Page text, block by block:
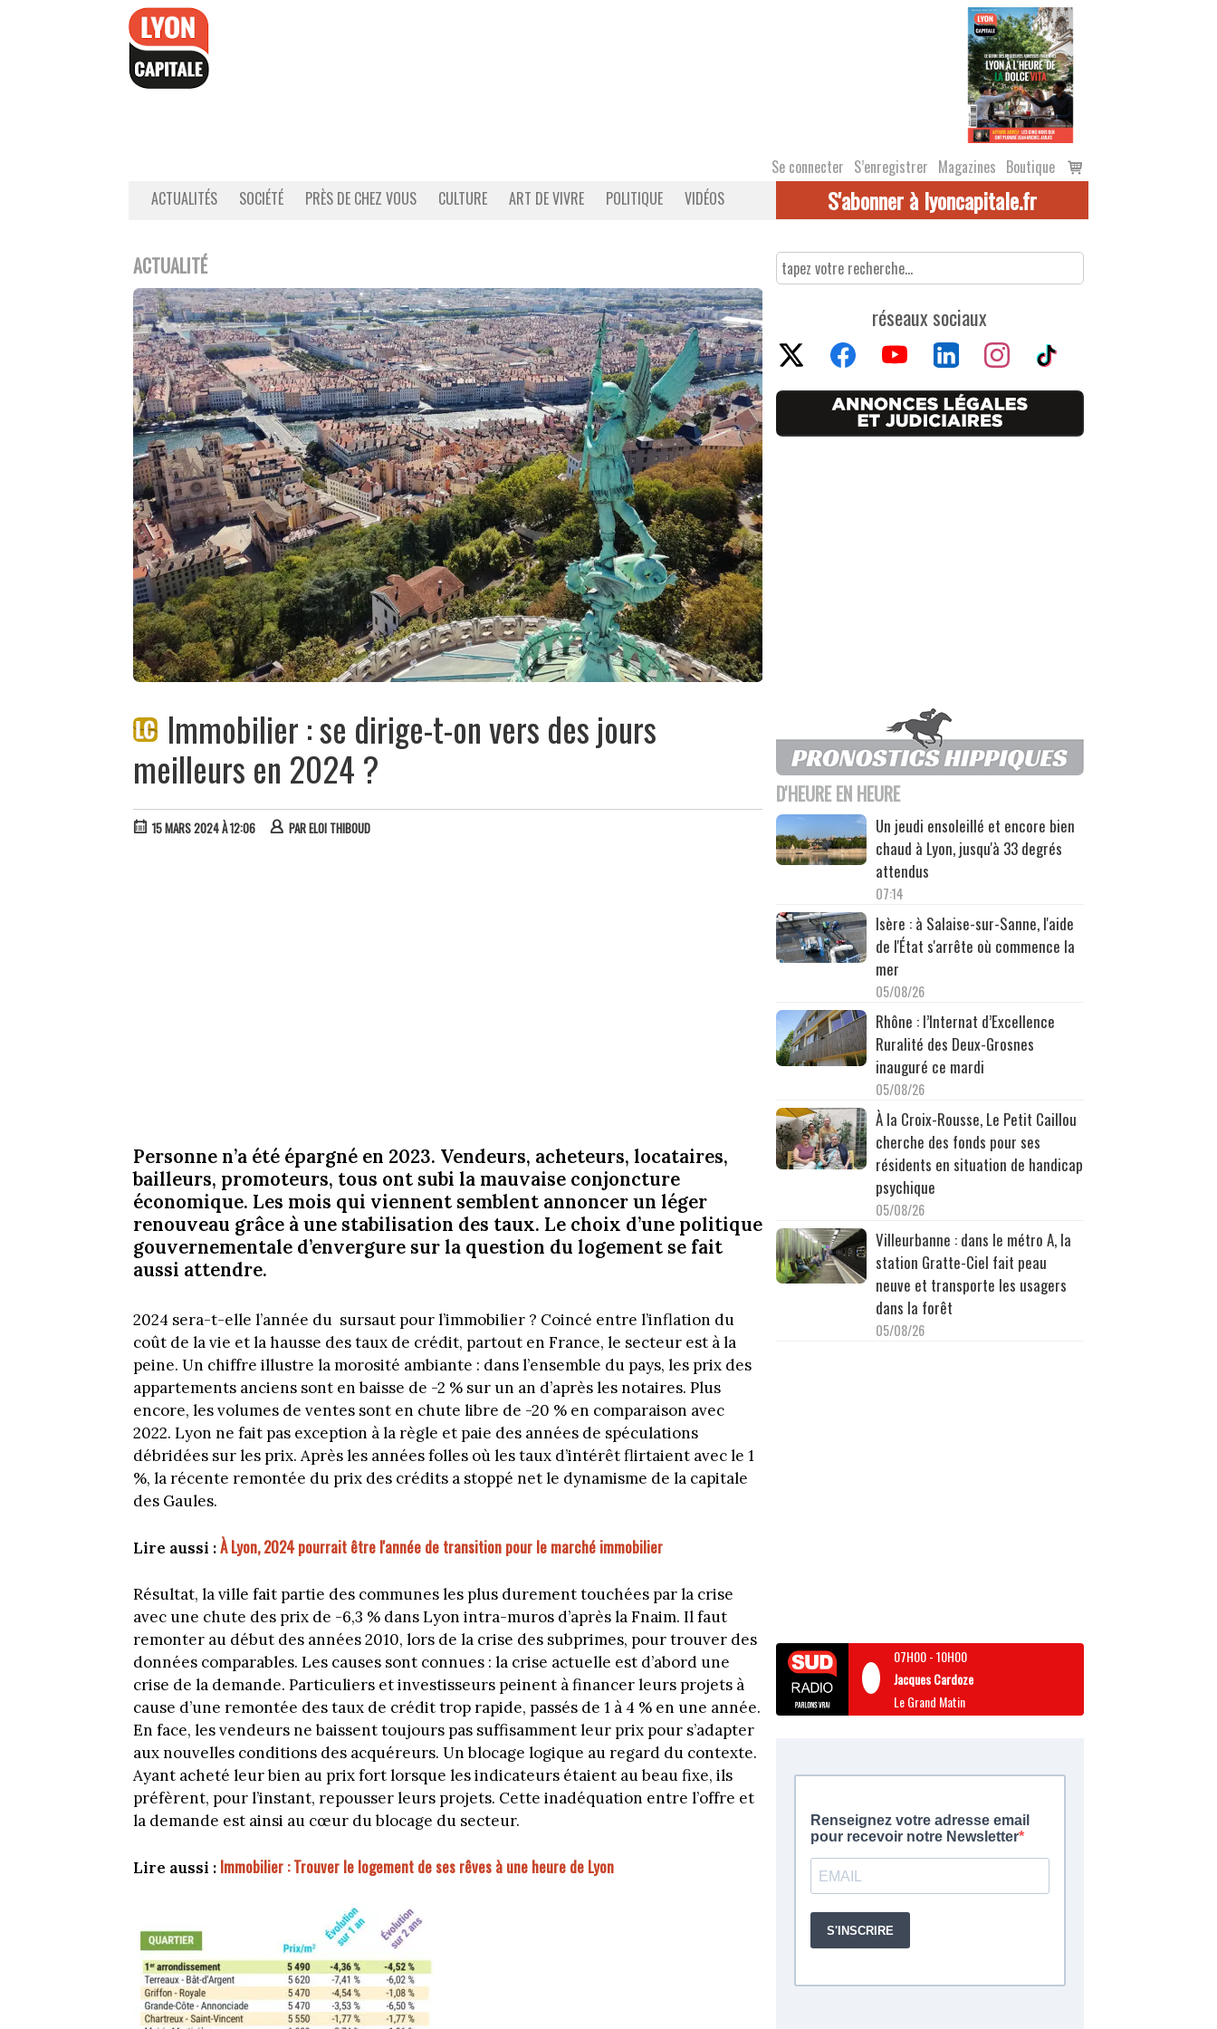
Se connecter S’enregistrer Magazines Boutique
Voir
le
ACTUALITÉS SOCIÉTÉ PRÈS DE CHEZ VOUS CULTURE ART DE VIVRE POLITIQUE VIDÉOS S'abonner à lyoncapitale.fr
ACTUALITÉ
Immobilier : se dirige-t-on vers des jours
meilleurs en 2024 ?
15 MARS 2024 À 12:06 PARELOI THIBOUD
Personne n’a été épargné en 2023. Vendeurs, acheteurs, locataires,
bailleurs, promoteurs, tous ont subi la mauvaise conjoncture
économique. Les mois qui viennent semblent annoncer un léger
renouveau grâce à une stabilisation des taux. Le choix d’une politique
gouvernementale d’envergure sur la question du logement se fait
aussi attendre.
2024 sera-t-elle l’année du sursaut pour l’immobilier ? Coincé entre l’inflation du
coût de la vie et la hausse des taux de crédit, partout en France, le secteur est à la
peine. Un chiffre illustre la morosité ambiante : dans l’ensemble du pays, les prix des
appartements anciens sont en baisse de -2 % sur un an d’après les notaires. Plus
encore, les volumes de ventes sont en chute libre de -20 % en comparaison avec
2022. Lyon ne fait pas exception à la règle et paie des années de spéculations
débridées sur les prix. Après les années folles où les taux d’intérêt flirtaient avec le 1
%, la récente remontée du prix des crédits a stoppé net le dynamisme de la capitale
des Gaules.
Lire aussi :À Lyon, 2024 pourrait être l'année de transition pour le marché immobilier
Résultat, la ville fait partie des communes les plus durement touchées par la crise
avec une chute des prix de -6,3 % dans Lyon intra-muros d’après la Fnaim. Il faut
remonter au début des années 2010, lors de la crise des subprimes, pour trouver des
données comparables. Les causes sont connues : la crise actuelle est d’abord une
crise de la demande. Particuliers et investisseurs peinent à financer leurs projets à
cause d’une remontée des taux de crédit trop rapide, passés de 1 à 4 % en une année.
En face, les vendeurs ne baissent toujours pas suffisamment leur prix pour s’adapter
aux nouvelles conditions des acquéreurs. Un blocage logique au regard du contexte.
Ayant acheté leur bien au prix fort lorsque les indicateurs étaient au beau fixe, ils
préfèrent, pour l’instant, repousser leurs projets. Cette inadéquation entre l’offre et
la demande est ainsi au cœur du blocage du secteur.
Lire aussi : Immobilier : Trouver le logement de ses rêves à une heure de Lyon
réseaux sociaux
D'HEURE EN HEURE
Un jeudi ensoleillé et encore bien
chaud à Lyon, jusqu'à 33 degrés
attendus
07:14
Isère : à Salaise-sur-Sanne, l'aide
de l'État s'arrête où commence la
mer
05/08/26
Rhône : l’Internat d’Excellence
Ruralité des Deux-Grosnes
inauguré ce mardi
05/08/26
À la Croix-Rousse, Le Petit Caillou
cherche des fonds pour ses
résidents en situation de handicap
psychique
05/08/26
Villeurbanne : dans le métro A, la
station Gratte-Ciel fait peau
neuve et transporte les usagers
dans la forêt
05/08/26
07H00-10H00
Jacques Cardoze
Le Grand Matin